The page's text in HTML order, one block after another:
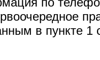
в пункте 1